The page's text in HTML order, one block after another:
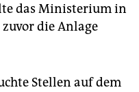
das Ministerium in
die Anlage
Stellen auf dem